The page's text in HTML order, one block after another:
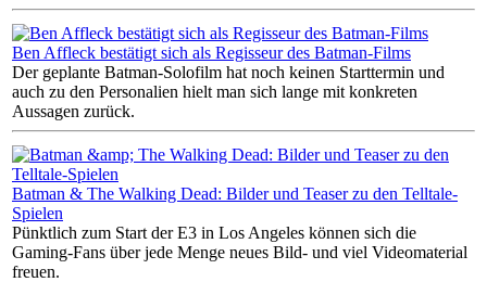
Ben Affleck bestätigt sich als Regisseur des Batman-Films
Der geplante Batman-Solofilm hat noch keinen Starttermin und
auch zu den Personalien hielt man sich lange mit konkreten
Aussagen zurück.
Batman & The Walking Dead: Bilder und Teaser zu den Telltale-
Spielen
Pünktlich zum Start der E3 in Los Angeles können sich die
Gaming-Fans über jede Menge neues Bild- und viel Videomaterial
freuen.